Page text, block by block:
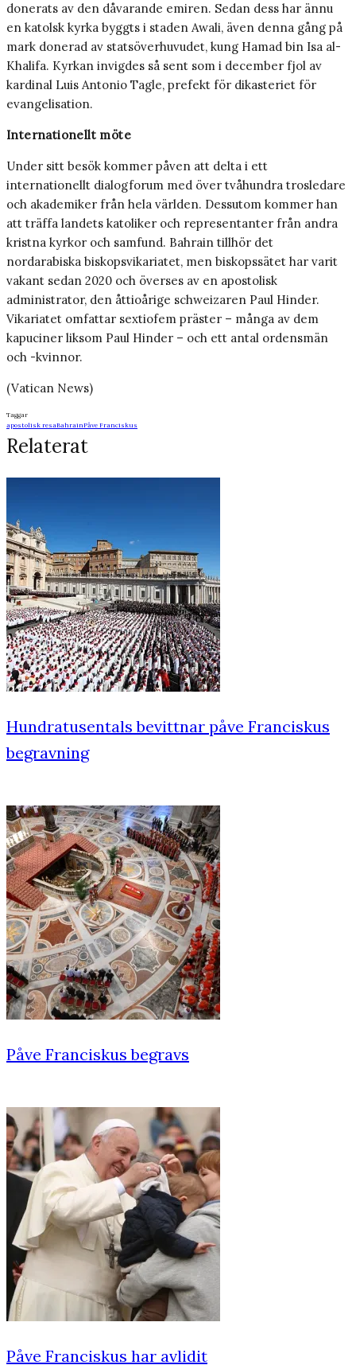
donerats av den dåvarande emiren. Sedan dess har ännu
en katolsk kyrka byggts i staden Awali, även denna gång på
mark donerad av statsöverhuvudet, kung Hamad bin Isa al-
Khalifa. Kyrkan invigdes så sent som i december fjol av
kardinal Luis Antonio Tagle, prefekt för dikasteriet för
evangelisation.
Internationellt möte
Under sitt besök kommer påven att delta i ett
internationellt dialogforum med över tvåhundra trosledare
och akademiker från hela världen. Dessutom kommer han
att träffa landets katoliker och representanter från andra
kristna kyrkor och samfund. Bahrain tillhör det
nordarabiska biskopsvikariatet, men biskopssätet har varit
vakant sedan 2020 och överses av en apostolisk
administrator, den åttioårige schweizaren Paul Hinder.
Vikariatet omfattar sextiofem präster – många av dem
kapuciner liksom Paul Hinder – och ett antal ordensmän
och -kvinnor.
(Vatican News)
Taggar
apostolisk resaBahrainPåve Franciskus
Relaterat
Hundratusentals bevittnar påve Franciskus
begravning
Påve Franciskus begravs
Påve Franciskus har avlidit